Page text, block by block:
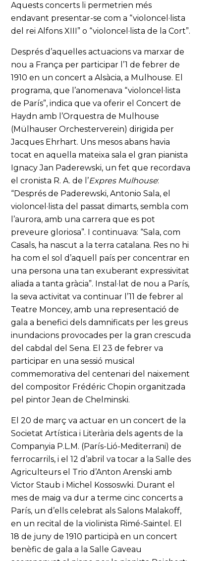
Aquests concerts li permetrien més
endavant presentar-se com a “violoncel·lista
del rei Alfons XIII” o “violoncel·lista de la Cort”.
Després d’aquelles actuacions va marxar de
nou a França per participar l’1 de febrer de
1910 en un concert a Alsàcia, a Mulhouse. El
programa, que l’anomenava “violoncel·lista
de París”, indica que va oferir el Concert de
Haydn amb l’Orquestra de Mulhouse
(Mülhauser Orchesterverein) dirigida per
Jacques Ehrhart. Uns mesos abans havia
tocat en aquella mateixa sala el gran pianista
Ignacy Jan Paderewski, un fet que recordava
el cronista R. A. de l’Expres Mulhouse:
“Després de Paderewski, Antonio Sala, el
violoncel·lista del passat dimarts, sembla com
l’aurora, amb una carrera que es pot
preveure gloriosa”. I continuava: “Sala, com
Casals, ha nascut a la terra catalana. Res no hi
ha com el sol d’aquell país per concentrar en
una persona una tan exuberant expressivitat
aliada a tanta gràcia”. Instal·lat de nou a París,
la seva activitat va continuar l’11 de febrer al
Teatre Moncey, amb una representació de
gala a benefici dels damnificats per les greus
inundacions provocades per la gran crescuda
del cabdal del Sena. El 23 de febrer va
participar en una sessió musical
commemorativa del centenari del naixement
del compositor Frédéric Chopin organitzada
pel pintor Jean de Chelminski.
El 20 de març va actuar en un concert de la
Societat Artística i Literària dels agents de la
Companyia P.L.M. (París-Lió-Mediterrani) de
ferrocarrils, i el 12 d’abril va tocar a la Salle des
Agriculteurs el Trio d’Anton Arenski amb
Victor Staub i Michel Kossoswki. Durant el
mes de maig va dur a terme cinc concerts a
París, un d’ells celebrat als Salons Malakoff,
en un recital de la violinista Rimé-Saintel. El
18 de juny de 1910 participà en un concert
benèfic de gala a la Salle Gaveau